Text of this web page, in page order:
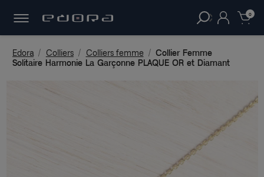
clear 0
Edora Colliers Colliers femme
Collier Femme
Solitaire Harmonie La Garçonne PLAQUE OR et Diamant